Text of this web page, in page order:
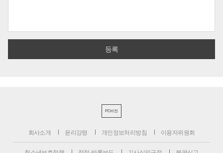
PC버전
회사소개 윤리강령 개인정보처리방침 이용자위원회